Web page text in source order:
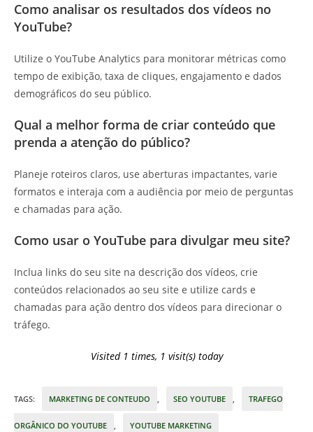
Como analisar os resultados dos vídeos no
YouTube?
Utilize o YouTube Analytics para monitorar métricas como
tempo de exibição, taxa de cliques, engajamento e dados
demográficos do seu público.
Qual a melhor forma de criar conteúdo que
prenda a atenção do público?
Planeje roteiros claros, use aberturas impactantes, varie
formatos e interaja com a audiência por meio de perguntas
e chamadas para ação.
Como usar o YouTube para divulgar meu site?
Inclua links do seu site na descrição dos vídeos, crie
conteúdos relacionados ao seu site e utilize cards e
chamadas para ação dentro dos vídeos para direcionar o
tráfego.
Visited 1 times, 1 visit(s) today
TAGS: MARKETING DE CONTEUDO , SEO YOUTUBE , TRAFEGO
ORGÂNICO DO YOUTUBE , YOUTUBE MARKETING